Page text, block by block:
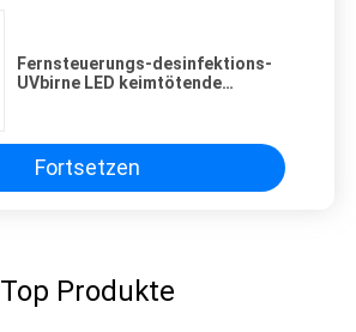
Fernsteuerungs-desinfektions-
UVbirne LED keimtötende
Fortsetzen
Top Produkte